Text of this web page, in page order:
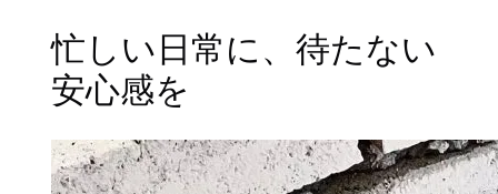
忙しい日常に、待たない
安心感を